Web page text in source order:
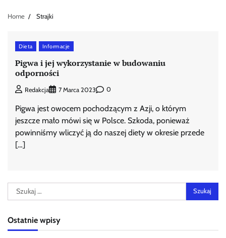
Home Strajki
Dieta Informacje
Pigwa i jej wykorzystanie w budowaniu
odporności
Redakcja 7 Marca 2023 0
Pigwa jest owocem pochodzącym z Azji, o którym
jeszcze mało mówi się w Polsce. Szkoda, ponieważ
powinniśmy wliczyć ją do naszej diety w okresie przede
[…]
Szukaj:
Ostatnie wpisy